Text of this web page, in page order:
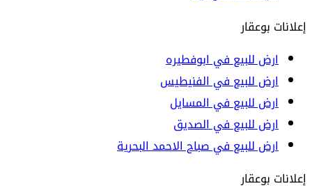
إعلانات بوعقار
ارض للبيع في ابوفطيره
ارض للبيع في الفنيطيس
ارض للبيع في المسايل
ارض للبيع في الصديق
ارض للبيع في صباح الاحمد البحرية
إعلانات بوعقار